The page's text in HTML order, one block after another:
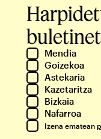
Mendia
Goizekoa
Astekaria
Kazetaritza
Bizkaia
Nafarroa
Izena ematean